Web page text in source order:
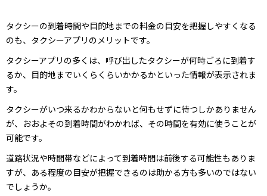
タクシーの到着時間や目的地までの料金の目安を把握しやすくなる
のも、タクシーアプリのメリットです。
タクシーアプリの多くは、呼び出したタクシーが何時ごろに到着す
るか、目的地までいくらくらいかかるかといった情報が表示されま
す。
タクシーがいつ来るかわからないと何もせずに待つしかありません
が、おおよその到着時間がわかれば、その時間を有効に使うことが
可能です。
道路状況や時間帯などによって到着時間は前後する可能性もありま
すが、ある程度の目安が把握できるのは助かる方も多いのではない
でしょうか。